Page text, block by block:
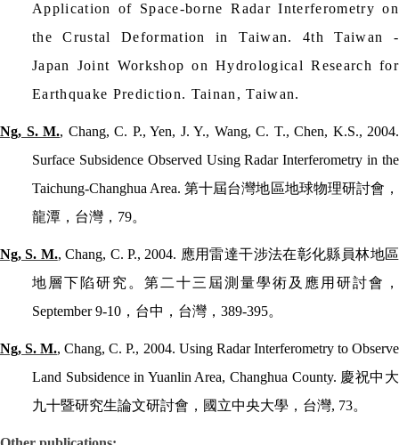
Application of Space-borne Radar Interferometry on
the Crustal Deformation in Taiwan. 4th Taiwan -
Japan Joint Workshop on Hydrological Research for
Earthquake Prediction. Tainan, Taiwan.
Ng, S. M., Chang, C. P., Yen, J. Y., Wang, C. T., Chen, K.S., 2004.
Surface Subsidence Observed Using Radar Interferometry in the
Taichung-Changhua Area.第十屆台灣地區地球物理研討會，
龍潭，台灣， 79。
Ng, S. M., Chang, C. P., 2004. 應用雷達干涉法在彰化縣員林地區
地層下陷研究。第二十三屆測量學術及應用研討會，
September 9-10 ，台中，台灣， 389-395。
Ng, S. M., Chang, C. P., 2004. Using Radar Interferometry to Observe
Land Subsidence in Yuanlin Area, Changhua County. 慶祝中大
九十暨研究生論文研討會，國立中央大學，台灣, 73。